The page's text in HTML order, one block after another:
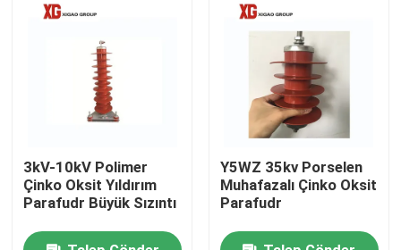
3kV-10kV Polimer
Çinko Oksit Yıldırım
Parafudr Büyük Sızıntı
Y5WZ 35kv Porselen
Muhafazalı Çinko Oksit
Parafudr